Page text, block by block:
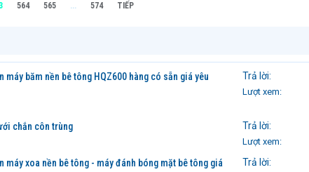
564 565 ... 574 TIẾP
máy băm nền bê tông HQZ600 hàng có sẵn giá yêu
Trả lời
Lượt xem
chắn côn trùng Trả lời
Lượt xem
máy xoa nền bê tông - máy đánh bóng mặt bê tông giá
Trả lời